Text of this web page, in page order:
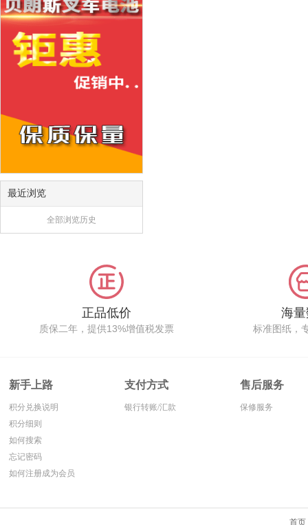
最近浏览
全部浏览历史
正品低价
质保二年，提供13%增值税发票
海
标准图纸，
新手上路
积分兑换说明
积分细则
如何搜索
忘记密码
如何注册成为会员
支付方式
银行转账/汇款
售后服务
保修服务
首页